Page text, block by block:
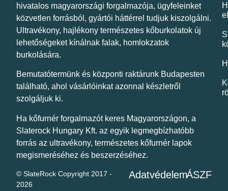
hivatalos magyarországi forgalmazója, ügyfeleinket
közvetlen forrásból, gyártói háttérrel tudjuk kiszolgálni.
Ultravékony, hajlékonytermészetes kőburkolatok új
lehetőségeket kínálnak falak, homlokzatok
burkolására.
Bemutatótermünk és központi raktárunk Budapesten
található, ahol vásárlóinkatazonnal készletről
szolgáljuk ki.
Ha kőfurnér forgalmazót keres Magyarországon, a
Slaterock Hungary Kft. az egyik legmegbízhatóbb
forrás az ultravékony, természetes kőfurnér lapok
megismeréséhez és beszerzéséhez.
© SlateRock Copyright 2017 -
2026
AdatvédelemÁSZF